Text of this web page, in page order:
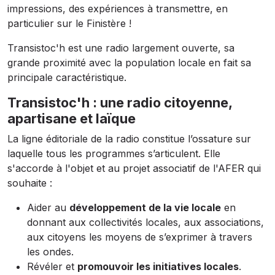
impressions, des expériences à transmettre, en
particulier sur le Finistère !
Transistoc'h est une radio largement ouverte, sa
grande proximité avec la population locale en fait sa
principale caractéristique.
Transistoc'h : une radio citoyenne,
apartisane et laïque
La ligne éditoriale de la radio constitue l’ossature sur
laquelle tous les programmes s’articulent. Elle
s'accorde à l'objet et au projet associatif de l'AFER qui
souhaite :
Aider au développement de la vie locale en
donnant aux collectivités locales, aux associations,
aux citoyens les moyens de s’exprimer à travers
les ondes.
Révéler et promouvoir les initiatives locales.